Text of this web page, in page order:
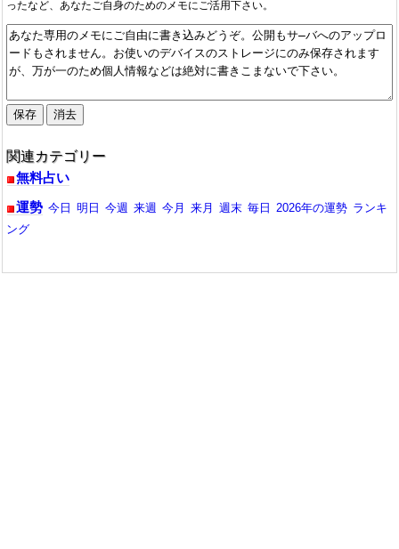
ったなど、あなたご自身のためのメモにご活用下さい。
関連カテゴリー
無料占い
運勢 今日 明日 今週 来週 今月 来月 週末 毎日 2026年の運勢 ランキ
ング